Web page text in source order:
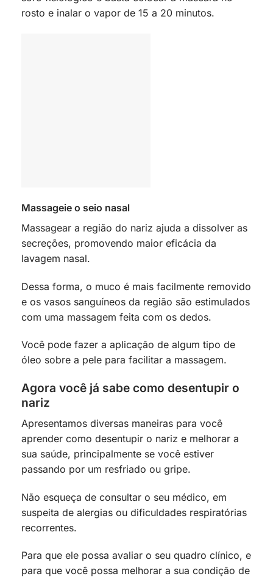
rosto e inalar o vapor de 15 a 20 minutos.
Massageie o seio nasal
Massagear a região do nariz ajuda a dissolver as
secreções, promovendo maior eficácia da
lavagem nasal.
Dessa forma, o muco é mais facilmente removido
e os vasos sanguíneos da região são estimulados
com uma massagem feita com os dedos.
Você pode fazer a aplicação de algum tipo de
óleo sobre a pele para facilitar a massagem.
Agora você já sabe como desentupir o
nariz
Apresentamos diversas maneiras para você
aprender como desentupir o nariz e melhorar a
sua saúde, principalmente se você estiver
passando por um resfriado ou gripe.
Não esqueça de consultar o seu médico, em
suspeita de alergias ou dificuldades respiratórias
recorrentes.
Para que ele possa avaliar o seu quadro clínico, e
para que você possa melhorar a sua condição de